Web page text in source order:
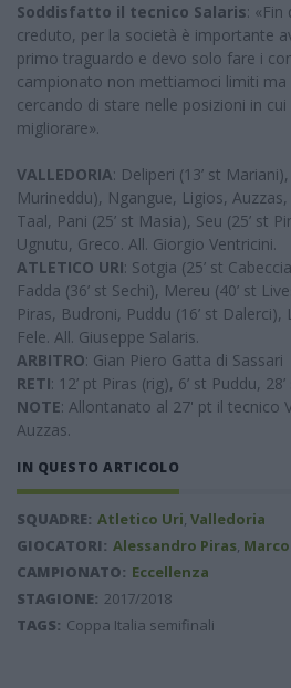
Soddisfatto il tecnico Salaris: «Fin
creduto, per la società è importante
primo traguardo e devo solo fare i
campionato non mettiamoci limiti ma
cercando di stare nelle posizioni in
migliorare».
VALLEDORIA: Deliperi (13’ st
Murineddu), Ngangue, Ligios,
Taal, Pani (25’ st Masia), Seu (25’ st
Ugnutu, Greco. All. Giorgio Ventricini.
ATLETICO URI: Sotgia (25’ st
Fadda (36’ st Sechi), Mereu (40’ st
Piras, Budroni, Puddu (16’ st Dalerci),
Fele. All. Giuseppe Salaris.
ARBITRO: Gian Piero Gatta di Sassari
RETI: 12’ pt Piras (rig), 6’ st Puddu,
NOTE: Allontanato al 27' pt il tecnico
Auzzas.
IN QUESTO ARTICOLO
SQUADRE: Atletico Uri, Valledoria
GIOCATORI: Alessandro Piras,
CAMPIONATO: Eccellenza
STAGIONE: 2017/2018
TAGS: Coppa Italia semifinali